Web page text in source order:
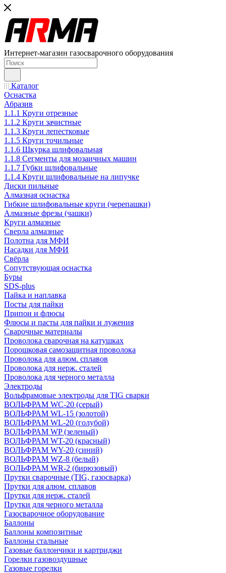
Интернет-магазин газосварочного оборудования
Каталог
Оснастка
Абразив
1.1.1 Круги отрезные
1.1.2 Круги зачистные
1.1.3 Круги лепестковые
1.1.5 Круги точильные
1.1.6 Шкурка шлифовальная
1.1.8 Сегменты для мозаичных машин
1.1.7 Губки шлифовальные
1.1.4 Круги шлифовальные на липучке
Диски пильные
Алмазная оснастка
Гибкие шлифовальные круги (черепашки)
Алмазные фрезы (чашки)
Круги алмазные
Сверла алмазные
Полотна для МФИ
Насадки для МФИ
Свёрла
Сопутствующая оснастка
Буры
SDS-plus
Пайка и наплавка
Посты для пайки
Припои и флюсы
Флюсы и пасты для пайки и лужения
Сварочные материалы
Проволока сварочная на катушках
Порошковая самозащитная проволока
Проволока для алюм. сплавов
Проволока для нерж. сталей
Проволока для черного металла
Электроды
Вольфрамовые электроды для TIG сварки
ВОЛЬФРАМ WC-20 (серый)
ВОЛЬФРАМ WL-15 (золотой)
ВОЛЬФРАМ WL-20 (голубой)
ВОЛЬФРАМ WP (зеленый)
ВОЛЬФРАМ WT-20 (красный)
ВОЛЬФРАМ WY-20 (синий)
ВОЛЬФРАМ WZ-8 (белый)
ВОЛЬФРАМ WR-2 (бирюзовый)
Прутки сварочные (TIG, газосварка)
Прутки для алюм. сплавов
Прутки для нерж. сталей
Прутки для черного металла
Газосварочное оборудование
Баллоны
Баллоны композитные
Баллоны стальные
Газовые баллончики и картриджи
Горелки газовоздушные
Газовые горелки